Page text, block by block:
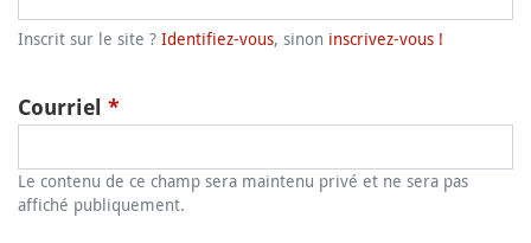
Inscrit sur le site ? Identifiez-vous, sinon inscrivez-vous !
Courriel *
Le contenu de ce champ sera maintenu privé et ne sera pas
affiché publiquement.